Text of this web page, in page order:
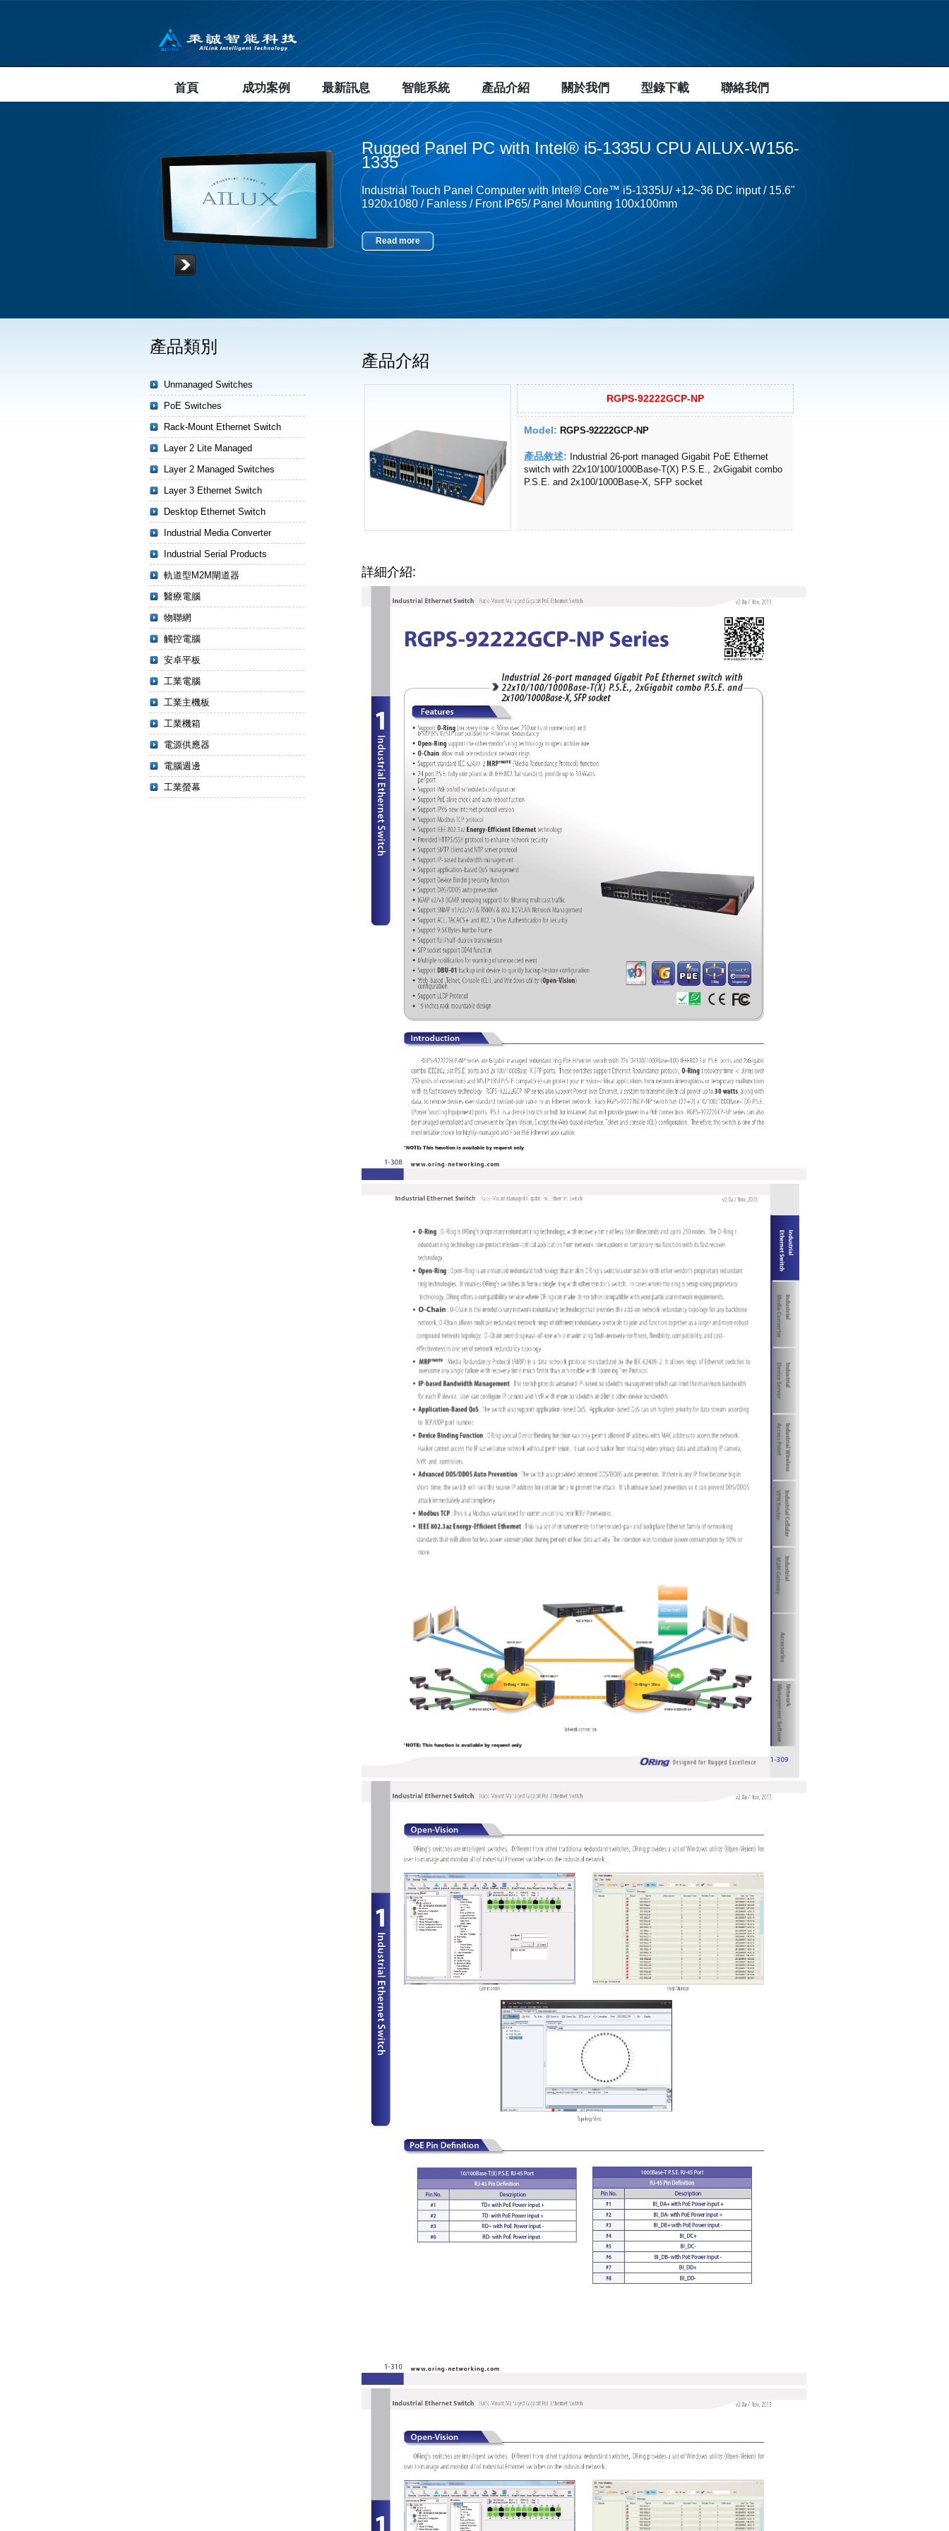
首頁 成功案例 最新訊息 智能系統 產品介紹 關於我們 型錄下載 聯絡我們
Rugged Panel PC with Intel® i5-1335U CPU AILUX-W156-
1335
Industrial Touch Panel Computer with Intel® Core™ i5-1335U/ +12~36 DC input / 15.6"
1920x1080 / Fanless / Front IP65/ Panel Mounting 100x100mm
Read more
產品介紹
RGPS-92222GCP-NP
Model: RGPS-92222GCP-NP
產品敘述: Industrial 26-port managed Gigabit PoE Ethernet
switch with 22x10/100/1000Base-T(X) P.S.E., 2xGigabit combo
P.S.E. and 2x100/1000Base-X, SFP socket
詳細介紹:
產品類別
Unmanaged Switches
PoE Switches
Rack-Mount Ethernet Switch
Layer 2 Lite Managed
Layer 2 Managed Switches
Layer 3 Ethernet Switch
Desktop Ethernet Switch
Industrial Media Converter
Industrial Serial Products
軌道型M2M閘道器
醫療電腦
物聯網
觸控電腦
安卓平板
工業電腦
工業主機板
工業機箱
電源供應器
電腦週邊
工業螢幕